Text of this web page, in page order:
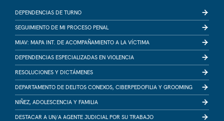
DEPENDENCIAS DE TURNO
SEGUIMIENTO DE MI PROCESO PENAL
MIAV: MAPA INT. DE ACOMPAÑAMIENTO A LA VÍCTIMA
DEPENDENCIAS ESPECIALIZADAS EN VIOLENCIA
RESOLUCIONES Y DICTÁMENES
DEPARTAMENTO DE DELITOS CONEXOS, CIBERPEDOFILIA Y GROOMING
NIÑEZ, ADOLESCENCIA Y FAMILIA
DESTACAR A UN/A AGENTE JUDICIAL POR SU TRABAJO